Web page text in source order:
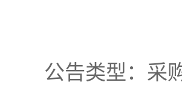
公告类型： 采